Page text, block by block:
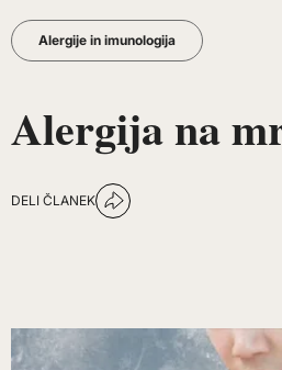
Alergije in imunologija
Alergija na
DELI ČLANEK